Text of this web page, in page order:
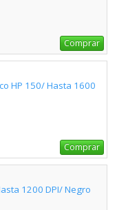
Comprar
HP 150/ Hasta 1600
Comprar
1200 DPI/ Negro